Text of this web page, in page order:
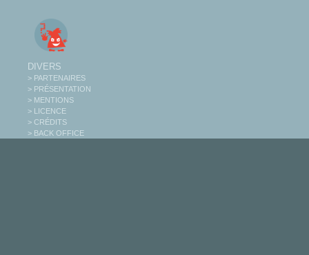
DIVERS
> PARTENAIRES
> PRÉSENTATION
> MENTIONS
> LICENCE
> CRÉDITS
> BACK OFFICE